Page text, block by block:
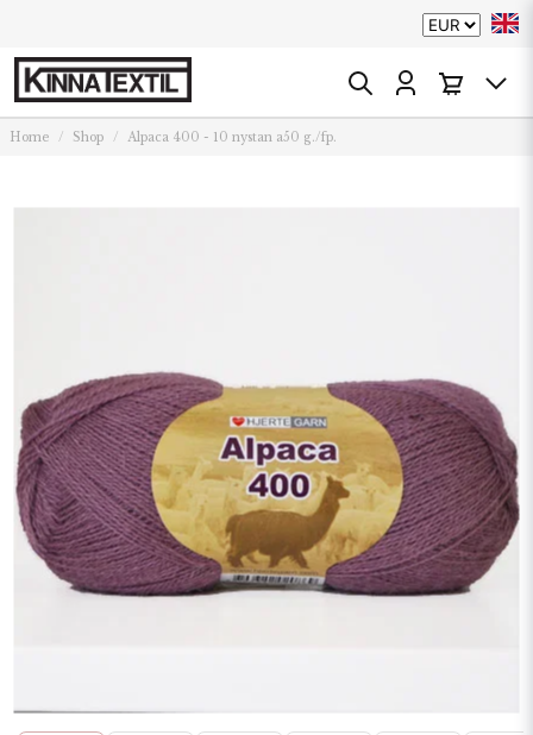
Home Shop Alpaca 400 - 10 nystan a50 g./fp.